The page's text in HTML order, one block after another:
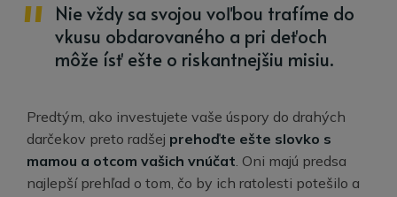
Nie vždy sa svojou voľbou trafíme do
vkusu obdarovaného a pri deťoch
môže ísť ešte o riskantnejšiu misiu.
Predtým, ako investujete vaše úspory do drahých
darčekov preto radšej prehoďte ešte slovko s
mamou a otcom vašich vnúčat. Oni majú predsa
najlepší prehľad o tom, čo by ich ratolesti potešilo a